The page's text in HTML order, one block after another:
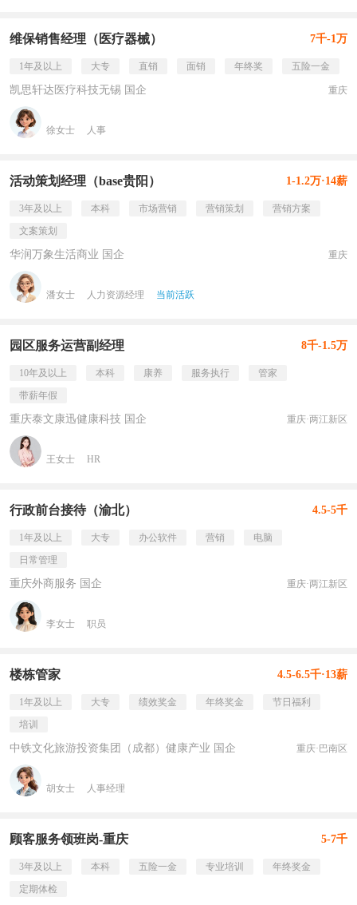
维保销售经理（医疗器械） 7千-1万
1年及以上 大专 直销 面销 年终奖 五险一金
凯思轩达医疗科技无锡 国企 重庆
徐女士 人事
活动策划经理（base贵阳） 1-1.2万·14薪
3年及以上 本科 市场营销 营销策划
营销方案
文案策划
华润万象生活商业 国企 重庆
潘女士 人力资源经理 当前活跃
园区服务运营副经理 8千-1.5万
10年及以上 本科 康养 服务执行
管家
带薪年假
重庆泰文康迅健康科技 国企 重庆·两江新区
王女士 HR
行政前台接待（渝北） 4.5-5千
1年及以上 大专 办公软件 营销
电脑
日常管理
重庆外商服务 国企 重庆·两江新区
李女士 职员
楼栋管家 4.5-6.5千·13薪
1年及以上 大专 绩效奖金 年终奖金
节日福利
培训
中铁文化旅游投资集团（成都）健康产业 国企 重庆·巴南区
胡女士 人事经理
顾客服务领班岗-重庆 5-7千
3年及以上 本科 五险一金 专业培训
年终奖金
定期体检